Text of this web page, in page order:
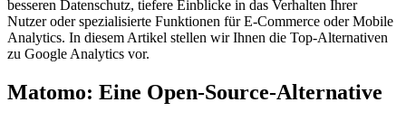
besseren Datenschutz, tiefere Einblicke in das Verhalten Ihrer
Nutzer oder spezialisierte Funktionen für E-Commerce oder Mobile
Analytics. In diesem Artikel stellen wir Ihnen die Top-Alternativen
zu Google Analytics vor.
Matomo: Eine Open-Source-Alternative